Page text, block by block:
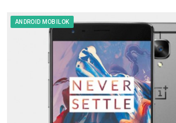
ANDROID MOBILOK